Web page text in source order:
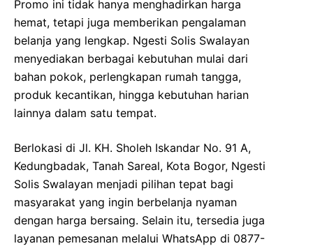
Promo ini tidak hanya menghadirkan harga
hemat, tetapi juga memberikan pengalaman
belanja yang lengkap. Ngesti Solis Swalayan
menyediakan berbagai kebutuhan mulai dari
bahan pokok, perlengkapan rumah tangga,
produk kecantikan, hingga kebutuhan harian
lainnya dalam satu tempat.
Berlokasi di Jl. KH. Sholeh Iskandar No. 91 A,
Kedungbadak, Tanah Sareal, Kota Bogor, Ngesti
Solis Swalayan menjadi pilihan tepat bagi
masyarakat yang ingin berbelanja nyaman
dengan harga bersaing. Selain itu, tersedia juga
layanan pemesanan melalui WhatsApp di 0877-